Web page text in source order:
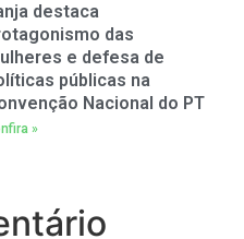
destaca
das
e defesa de
públicas na
Nacional do PT
»